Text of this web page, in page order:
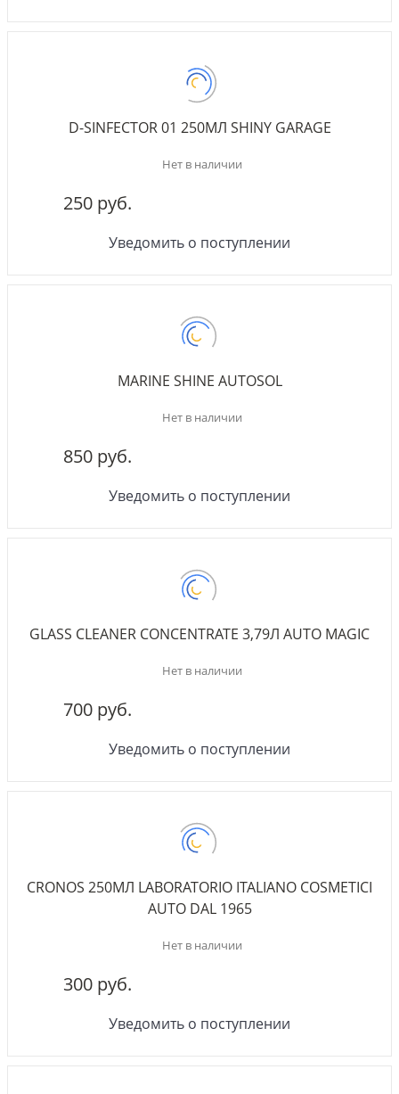
D-SINFECTOR 01 250МЛ SHINY GARAGE
Нет в наличии
250 руб.
Уведомить о поступлении
MARINE SHINE AUTOSOL
Нет в наличии
850 руб.
Уведомить о поступлении
GLASS CLEANER CONCENTRATE 3,79Л AUTO MAGIC
Нет в наличии
700 руб.
Уведомить о поступлении
CRONOS 250МЛ LABORATORIO ITALIANO COSMETICI
AUTO DAL 1965
Нет в наличии
300 руб.
Уведомить о поступлении